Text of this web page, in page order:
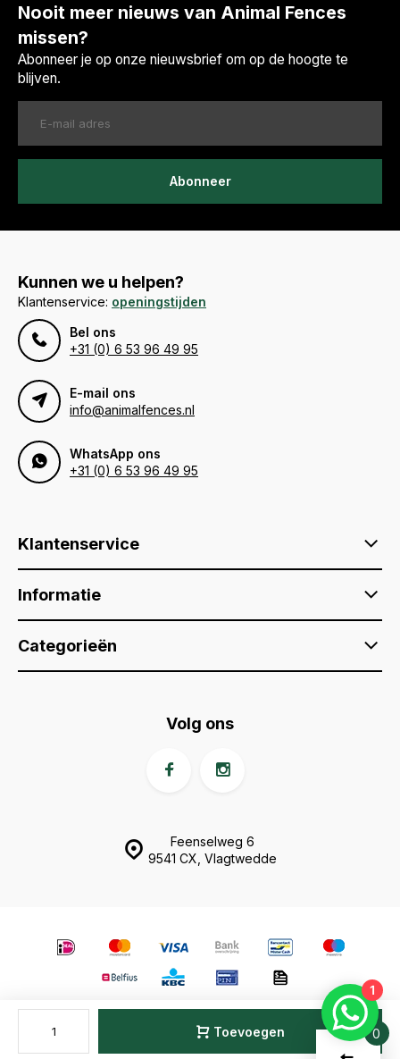
Toevoegen
Nooit meer nieuws van Animal Fences
missen?
Abonneer je op onze nieuwsbrief om op de hoogte te
blijven.
Abonneer
Kunnen we u helpen?
Klantenservice: openingstijden
Bel ons
+31 (0) 6 53 96 49 95
E-mail ons
info@animalfences.nl
WhatsApp ons
+31 (0) 6 53 96 49 95
Klantenservice
Informatie
Categorieën
Feenselweg 6
9541 CX, Vlagtwedde
Volg ons
Sitemap
0
Vergelijk
1